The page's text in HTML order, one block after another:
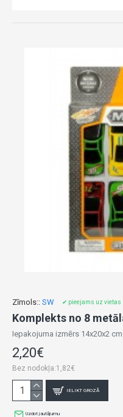
Zīmols:: SW ✔ pieejams uz vietas
Komplekts no 8
Iepakojuma izmērs 14x20x2
2,20€
Bez nodokļa:1,82€
IELIKT GROZĀ
Uzdot jautājumu